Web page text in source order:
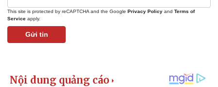
This site is protected by reCAPTCHA and the Google Privacy Policy and Terms of
Service apply.
Gửi tin